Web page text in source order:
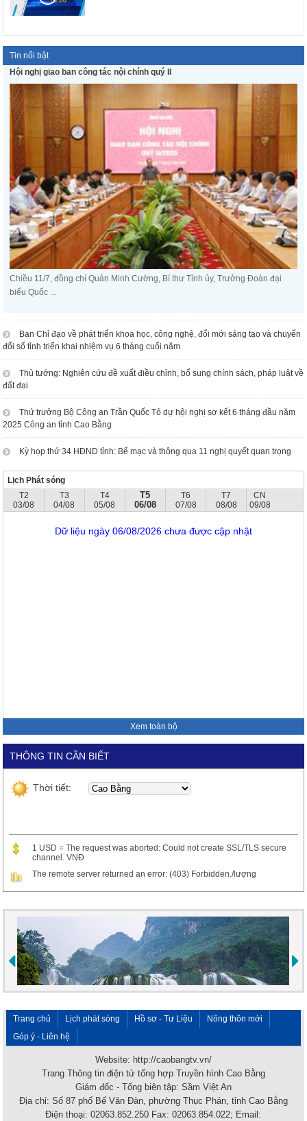
Tin nổi bật
Hội nghị giao ban công tác nội chính quý II
Chiều 11/7, đồng chí Quản Minh Cường, Bí thư Tỉnh ủy, Trưởng Đoàn đại
biểu Quốc ...
Ban Chỉ đạo về phát triển khoa học, công nghệ, đổi mới sáng tạo và chuyển
đổi số tỉnh triển khai nhiệm vụ 6 tháng cuối năm
Thủ tướng: Nghiên cứu đề xuất điều chỉnh, bổ sung chính sách, pháp luật về
đất đai
Thứ trưởng Bộ Công an Trần Quốc Tỏ dự hội nghị sơ kết 6 tháng đầu năm
2025 Công an tỉnh Cao Bằng
Kỳ họp thứ 34 HĐND tỉnh: Bế mạc và thông qua 11 nghị quyết quan trọng
Lịch Phát sóng
T2
03/08
T3
04/08
T4
05/08
T5
06/08
T6
07/08
T7
08/08
CN
09/08
Dữ liệu ngày 06/08/2026 chưa được cập nhật
Xem toàn bộ
THÔNG TIN CẦN BIẾT
Thời tiết:
1 USD = The request was aborted: Could not create SSL/TLS secure
channel. VNĐ
The remote server returned an error: (403) Forbidden./lượng
Trang chủ Lịch phát sóng Hồ sơ - Tư Liệu
Nông thôn mới
Góp ý - Liên hệ
Website: http://caobangtv.vn/
Trang Thông tin điện tử tổng hợp Truyền hình Cao Bằng
Giám đốc - Tổng biên tập: Sầm Việt An
Địa chỉ: Số 87 phố Bế Văn Đàn, phường Thục Phán, tỉnh Cao Bằng
Điện thoại: 02063.852.250 Fax: 02063.854.022; Email: